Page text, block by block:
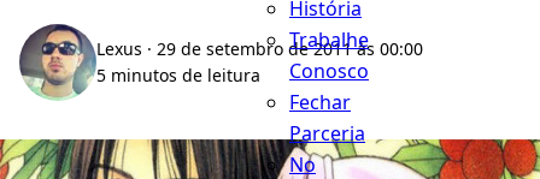
História
Trabalhe
Conosco
Fechar
Parceria
No
Lexus · 29 de setembro de 2011 às 00:00
5 minutos de leitura